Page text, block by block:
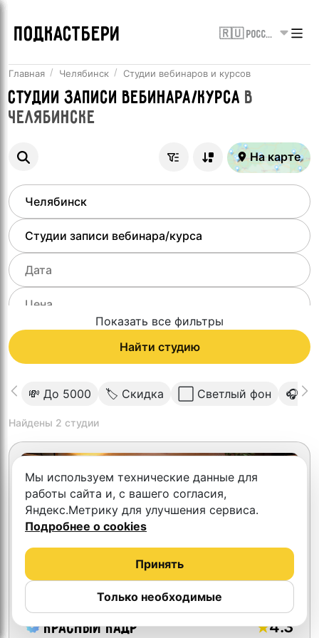
ПОДКАСТБЕРИ 🇷🇺 Россия
Главная Челябинск Студии вебинаров и курсов
Студии записи вебинара/курса в
Челябинске
На карте
Показать все фильтры
Найти студию
💸 До 5000 🏷 Скидка ⬜️ Светлый фон 🎧
Найдены 2 студии
Красный кадр 4.3
Мы используем технические данные для
работы сайта и, с вашего согласия,
Яндекс.Метрику для улучшения сервиса.
Подробнее о cookies
Только необходимые
Принять